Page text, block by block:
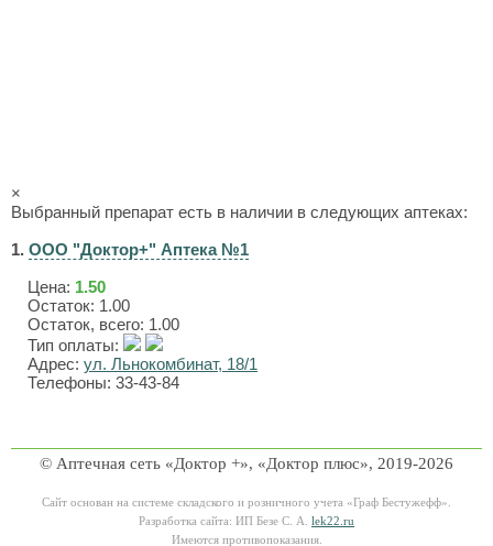
×
Выбранный препарат есть в наличии в следующих аптеках:
1. ООО "Доктор+" Аптека №1
Цена: 1.50
Остаток: 1.00
Остаток, всего: 1.00
Тип оплаты:
Адрес: ул. Льнокомбинат, 18/1
Телефоны: 33-43-84
© Аптечная сеть «Доктор +», «Доктор плюс», 2019-2026
Сайт основан на системе складского и розничного учета «Граф Бестужефф».
Разработка сайта: ИП Безе С. А. lek22.ru
Имеются противопоказания.